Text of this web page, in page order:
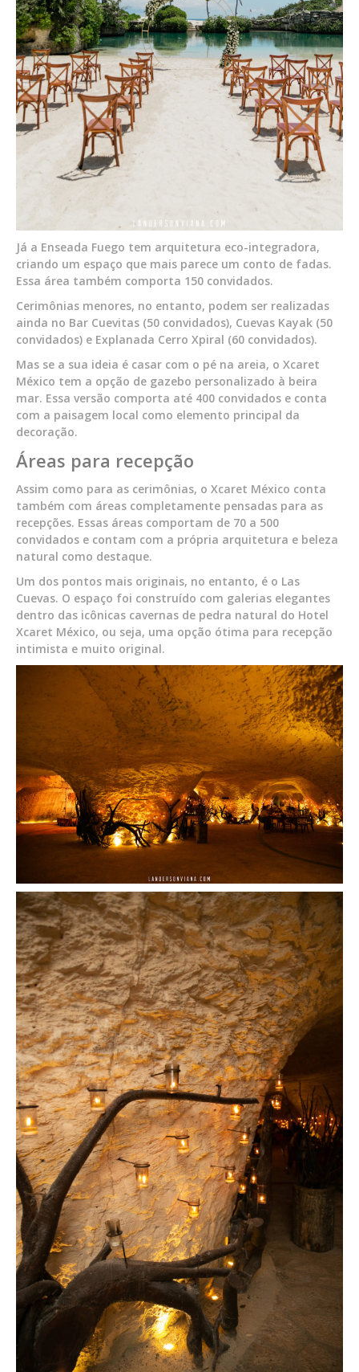
Já a Enseada Fuego tem arquitetura eco-integradora,
criando um espaço que mais parece um conto de fadas.
Essa área também comporta 150 convidados.
Cerimônias menores, no entanto, podem ser realizadas
ainda no Bar Cuevitas (50 convidados), Cuevas Kayak (50
convidados) e Explanada Cerro Xpiral (60 convidados).
Mas se a sua ideia é casar com o pé na areia, o Xcaret
México tem a opção de gazebo personalizado à beira
mar. Essa versão comporta até 400 convidados e conta
com a paisagem local como elemento principal da
decoração.
Áreas para recepção
Assim como para as cerimônias, o Xcaret México conta
também com áreas completamente pensadas para as
recepções. Essas áreas comportam de 70 a 500
convidados e contam com a própria arquitetura e beleza
natural como destaque.
Um dos pontos mais originais, no entanto, é o Las
Cuevas. O espaço foi construído com galerias elegantes
dentro das icônicas cavernas de pedra natural do Hotel
Xcaret México, ou seja, uma opção ótima para recepção
intimista e muito original.